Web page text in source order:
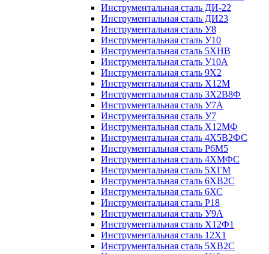
Инструментальная сталь ДИ-22
Инструментальная сталь ДИ23
Инструментальная сталь У8
Инструментальная сталь У10
Инструментальная сталь 5ХНВ
Инструментальная сталь У10А
Инструментальная сталь 9Х2
Инструментальная сталь Х12М
Инструментальная сталь 3Х2В8Ф
Инструментальная сталь У7А
Инструментальная сталь У7
Инструментальная сталь Х12МФ
Инструментальная сталь 4Х5В2ФС
Инструментальная сталь Р6М5
Инструментальная сталь 4ХМФС
Инструментальная сталь 5ХГМ
Инструментальная сталь 6ХВ2С
Инструментальная сталь 6ХС
Инструментальная сталь Р18
Инструментальная сталь У9А
Инструментальная сталь Х12Ф1
Инструментальная сталь 12Х1
Инструментальная сталь 5ХВ2С